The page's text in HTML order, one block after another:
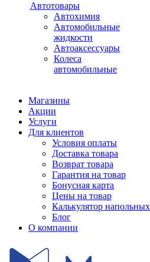
Автотовары
Автохимия
Автомобильные
жидкости
Автоаксессуары
Колеса
автомобильные
Магазины
Акции
Услуги
Для клиентов
Условия оплаты
Доставка товара
Возврат товара
Гарантия на товар
Бонусная карта
Цены на товар
Калькулятор
Блог
О компании